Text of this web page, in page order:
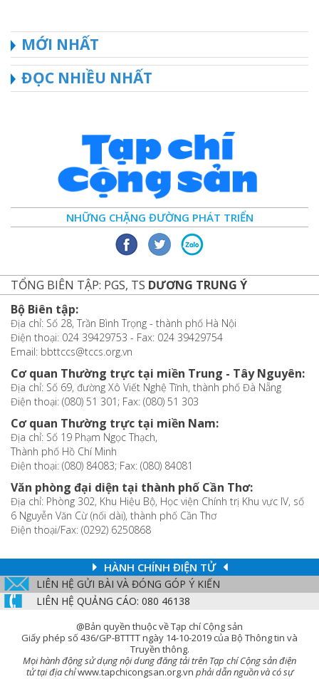
MỚI NHẤT
ĐỌC NHIỀU NHẤT
NHỮNG CHẶNG ĐƯỜNG PHÁT TRIỂN
TỔNG BIÊN TẬP: PGS, TS DƯƠNG TRUNG Ý
Bộ Biên tập:
Địa chỉ: Số 28, Trần Bình Trọng - thành phố Hà Nội
Điện thoại: 024 39429753 - Fax: 024 39429754
Email: bbttccs@tccs.org.vn
Cơ quan Thường trực tại miền Trung - Tây Nguyên:
Địa chỉ: Số 69, đường Xô Viết Nghệ Tĩnh, thành phố Đà Nẵng
Điện thoại: (080) 51 301; Fax: (080) 51 303
Cơ quan Thường trực tại miền Nam:
Địa chỉ: Số 19 Phạm Ngọc Thạch,
Thành phố Hồ Chí Minh
Điện thoại: (080) 84083; Fax: (080) 84081
Văn phòng đại diện tại thành phố Cần Thơ:
Địa chỉ: Phòng 302, Khu Hiệu Bộ, Học viện Chính trị Khu vực IV, số
6 Nguyễn Văn Cừ (nối dài), thành phố Cần Thơ
Điện thoại/Fax: (0292) 6250868
HÀNH CHÍNH ĐIỆN TỬ
LIÊN HỆ GỬI BÀI VÀ ĐÓNG GÓP Ý KIẾN
LIÊN HỆ QUẢNG CÁO: 080 46138
@Bản quyền thuộc về Tạp chí Cộng sản
Giấy phép số 436/GP-BTTTT ngày 14-10-2019 của Bộ Thông tin và
Truyền thông.
Mọi hành động sử dụng nội dung đăng tải trên Tạp chí Cộng sản điện
tử tại địa chỉwww.tapchicongsan.org.vn phải dẫn nguồn và có sự